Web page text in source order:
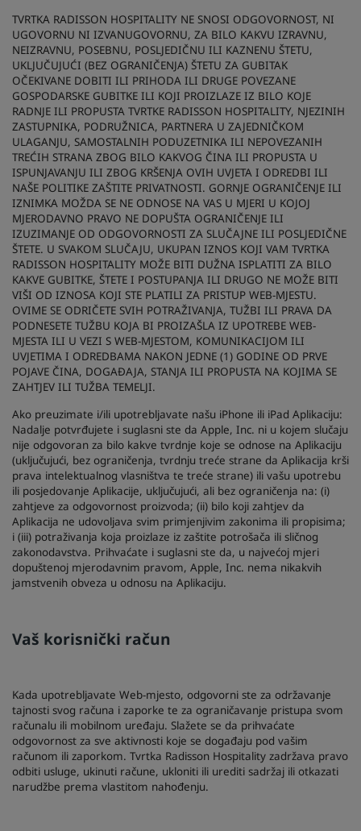
TVRTKA RADISSON HOSPITALITY NE SNOSI ODGOVORNOST, NI
UGOVORNU NI IZVANUGOVORNU, ZA BILO KAKVU IZRAVNU,
NEIZRAVNU, POSEBNU, POSLJEDIČNU ILI KAZNENU ŠTETU,
UKLJUČUJUĆI (BEZ OGRANIČENJA) ŠTETU ZA GUBITAK
OČEKIVANE DOBITI ILI PRIHODA ILI DRUGE POVEZANE
GOSPODARSKE GUBITKE ILI KOJI PROIZLAZE IZ BILO KOJE
RADNJE ILI PROPUSTA TVRTKE RADISSON HOSPITALITY, NJEZINIH
ZASTUPNIKA, PODRUŽNICA, PARTNERA U ZAJEDNIČKOM
ULAGANJU, SAMOSTALNIH PODUZETNIKA ILI NEPOVEZANIH
TREĆIH STRANA ZBOG BILO KAKVOG ČINA ILI PROPUSTA U
ISPUNJAVANJU ILI ZBOG KRŠENJA OVIH UVJETA I ODREDBI ILI
NAŠE POLITIKE ZAŠTITE PRIVATNOSTI. GORNJE OGRANIČENJE ILI
IZNIMKA MOŽDA SE NE ODNOSE NA VAS U MJERI U KOJOJ
MJERODAVNO PRAVO NE DOPUŠTA OGRANIČENJE ILI
IZUZIMANJE OD ODGOVORNOSTI ZA SLUČAJNE ILI POSLJEDIČNE
ŠTETE. U SVAKOM SLUČAJU, UKUPAN IZNOS KOJI VAM TVRTKA
RADISSON HOSPITALITY MOŽE BITI DUŽNA ISPLATITI ZA BILO
KAKVE GUBITKE, ŠTETE I POSTUPANJA ILI DRUGO NE MOŽE BITI
VIŠI OD IZNOSA KOJI STE PLATILI ZA PRISTUP WEB-MJESTU.
OVIME SE ODRIČETE SVIH POTRAŽIVANJA, TUŽBI ILI PRAVA DA
PODNESETE TUŽBU KOJA BI PROIZAŠLA IZ UPOTREBE WEB-
MJESTA ILI U VEZI S WEB-MJESTOM, KOMUNIKACIJOM ILI
UVJETIMA I ODREDBAMA NAKON JEDNE (1) GODINE OD PRVE
POJAVE ČINA, DOGAĐAJA, STANJA ILI PROPUSTA NA KOJIMA SE
ZAHTJEV ILI TUŽBA TEMELJI.
Ako preuzimate i/ili upotrebljavate našu iPhone ili iPad Aplikaciju:
Nadalje potvrđujete i suglasni ste da Apple, Inc. ni u kojem slučaju
nije odgovoran za bilo kakve tvrdnje koje se odnose na Aplikaciju
(uključujući, bez ograničenja, tvrdnju treće strane da Aplikacija krši
prava intelektualnog vlasništva te treće strane) ili vašu upotrebu
ili posjedovanje Aplikacije, uključujući, ali bez ograničenja na: (i)
zahtjeve za odgovornost proizvoda; (ii) bilo koji zahtjev da
Aplikacija ne udovoljava svim primjenjivim zakonima ili propisima;
i (iii) potraživanja koja proizlaze iz zaštite potrošača ili sličnog
zakonodavstva. Prihvaćate i suglasni ste da, u najvećoj mjeri
dopuštenoj mjerodavnim pravom, Apple, Inc. nema nikakvih
jamstvenih obveza u odnosu na Aplikaciju.
Vaš korisnički račun
Kada upotrebljavate Web-mjesto, odgovorni ste za održavanje
tajnosti svog računa i zaporke te za ograničavanje pristupa svom
računalu ili mobilnom uređaju. Slažete se da prihvaćate
odgovornost za sve aktivnosti koje se događaju pod vašim
računom ili zaporkom. Tvrtka Radisson Hospitality zadržava pravo
odbiti usluge, ukinuti račune, ukloniti ili urediti sadržaj ili otkazati
narudžbe prema vlastitom nahođenju.